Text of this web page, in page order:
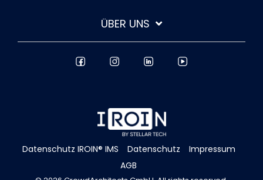
ÜBER UNS
Datenschutz IROIN® IMS Datenschutz
Impressum
AGB